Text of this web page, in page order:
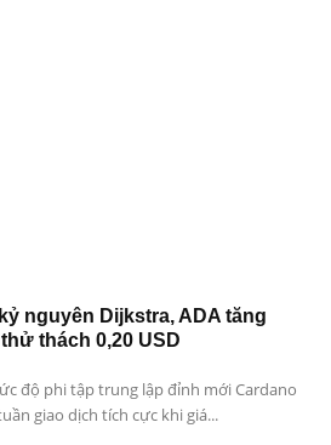
nguyên Dijkstra, ADA tăng
thách 0,20 USD
độ phi tập trung lập đỉnh mới Cardano
giao dịch tích cực khi giá...